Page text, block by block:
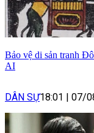
Bảo vệ di sản tranh
AI
DÂN SỰ18:01 | 07/